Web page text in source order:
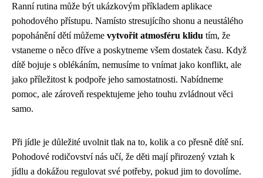
Ranní rutina může být ukázkovým příkladem aplikace
pohodového přístupu. Namísto stresujícího shonu a neustálého
popohánění dětí můžeme vytvořit atmosféru klidu tím, že
vstaneme o něco dříve a poskytneme všem dostatek času. Když
dítě bojuje s oblékáním, nemusíme to vnímat jako konflikt, ale
jako příležitost k podpoře jeho samostatnosti. Nabídneme
pomoc, ale zároveň respektujeme jeho touhu zvládnout věci
samo.
Při jídle je důležité uvolnit tlak na to, kolik a co přesně dítě sní.
Pohodové rodičovství nás učí, že děti mají přirozený vztah k
jídlu a dokážou regulovat své potřeby, pokud jim to dovolíme.